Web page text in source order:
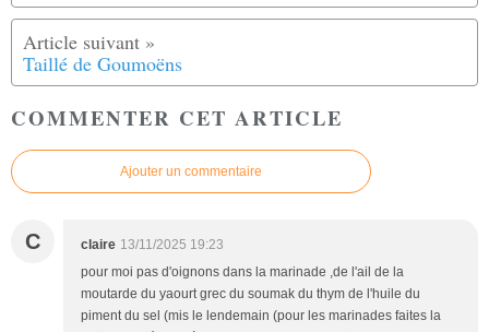
Taillé de Goumoëns
COMMENTER CET ARTICLE
Ajouter un commentaire
C claire 13/11/2025 19:23
pour moi pas d'oignons dans la marinade ,de l'ail de la
moutarde du yaourt grec du soumak du thym de l'huile du
piment du sel (mis le lendemain (pour les marinades faites la